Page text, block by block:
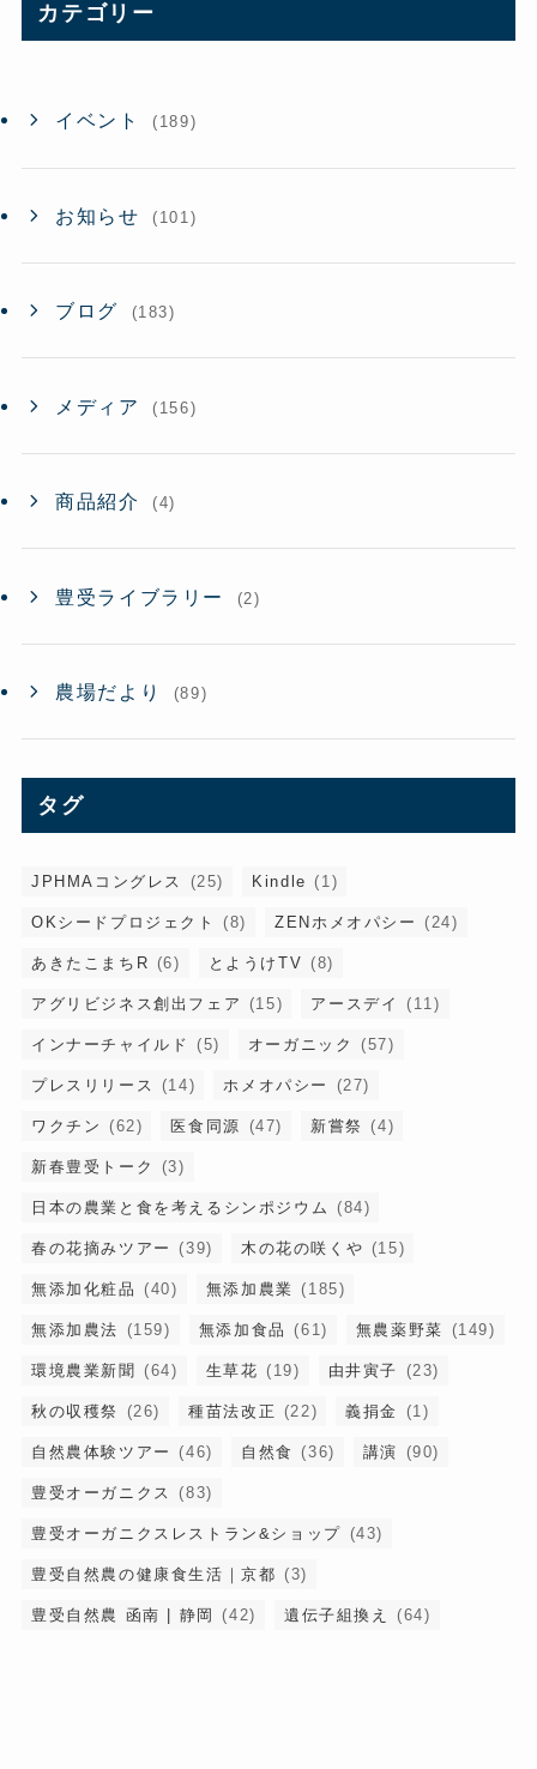
ブ
カテゴリー
イベント (189)
お知らせ (101)
ブログ (183)
メディア (156)
商品紹介 (4)
豊受ライブラリー (2)
農場だより (89)
タグ
JPHMAコングレス (25) Kindle (1)
OKシードプロジェクト (8) ZENホメオパシー (24)
あきたこまちR (6) とようけTV (8)
アグリビジネス創出フェア (15) アースデイ (11)
インナーチャイルド (5) オーガニック (57)
プレスリリース (14) ホメオパシー (27)
ワクチン (62) 医食同源 (47) 新嘗祭 (4)
新春豊受トーク (3)
日本の農業と食を考えるシンポジウム (84)
春の花摘みツアー (39) 木の花の咲くや (15)
無添加化粧品 (40) 無添加農業 (185)
無添加農法 (159) 無添加食品 (61) 無農薬野菜 (149)
環境農業新聞 (64) 生草花 (19) 由井寅子 (23)
秋の収穫祭 (26) 種苗法改正 (22) 義捐金 (1)
自然農体験ツアー (46) 自然食 (36) 講演 (90)
豊受オーガニクス (83)
豊受オーガニクスレストラン&ショップ (43)
豊受自然農の健康食生活｜京都 (3)
豊受自然農 函南 | 静岡 (42) 遺伝子組換え (64)